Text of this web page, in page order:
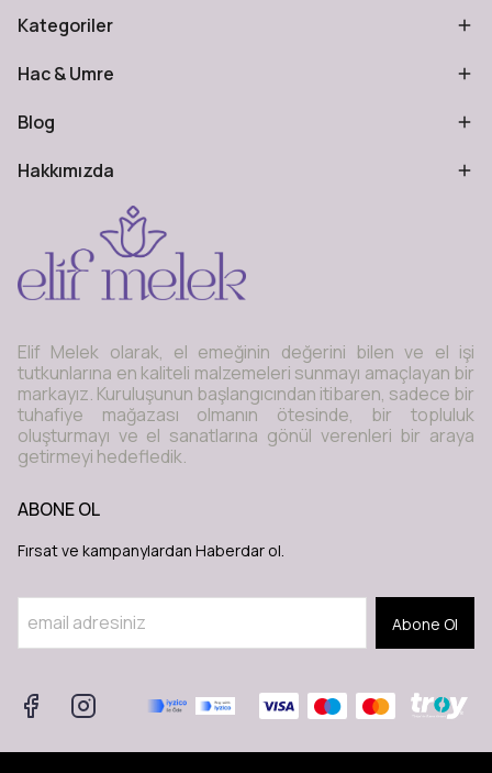
Kategoriler
Hac & Umre
Blog
Hakkımızda
Elif Melek olarak, el emeğinin değerini bilen ve el işi
tutkunlarına en kaliteli malzemeleri sunmayı amaçlayan bir
markayız. Kuruluşunun başlangıcından itibaren, sadece bir
tuhafiye mağazası olmanın ötesinde, bir topluluk
oluşturmayı ve el sanatlarına gönül verenleri bir araya
getirmeyi hedefledik.
ABONE OL
Fırsat ve kampanylardan Haberdar ol.
Abone Ol